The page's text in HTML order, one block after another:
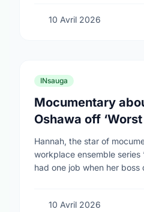
10 Avril 2026
INsauga
Mocumentary
Oshawa off
Canada’ list airs
Hannah, the star of
workplace ensemble series
had one job when her boss
10 Avril 2026